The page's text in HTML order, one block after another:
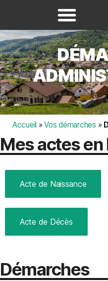
Accueil »Vos démarches »
Mes actes en
Acte de Naissance
Acte de Décès
Démarches